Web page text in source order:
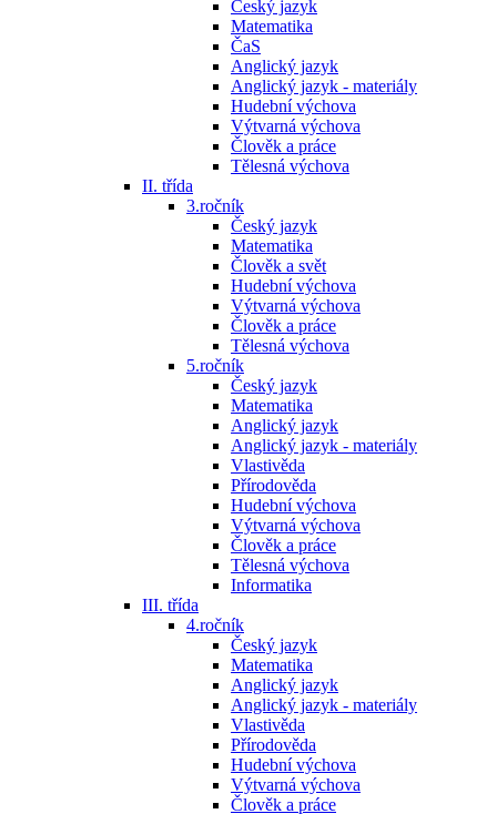
Český jazyk
Matematika
ČaS
Anglický jazyk
Anglický jazyk - materiály
Hudební výchova
Výtvarná výchova
Člověk a práce
Tělesná výchova
II. třída
3.ročník
Český jazyk
Matematika
Člověk a svět
Hudební výchova
Výtvarná výchova
Člověk a práce
Tělesná výchova
5.ročník
Český jazyk
Matematika
Anglický jazyk
Anglický jazyk - materiály
Vlastivěda
Přírodověda
Hudební výchova
Výtvarná výchova
Člověk a práce
Tělesná výchova
Informatika
III. třída
4.ročník
Český jazyk
Matematika
Anglický jazyk
Anglický jazyk - materiály
Vlastivěda
Přírodověda
Hudební výchova
Výtvarná výchova
Člověk a práce